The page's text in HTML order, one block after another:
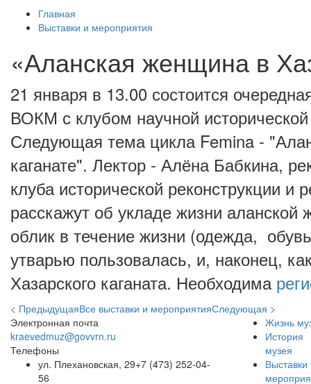
Главная
Выставки и мероприятия
«Аланская женщина в
21 января в 13.00 состоится
ВОКМ с клубом научной
Следующая тема цикла Femina -
каганате". Лектор - Алёна Бабкина,
клуба исторической реконструкции
расскажут об укладе жизни
облик в течение жизни (одежда,
утварью пользовалась, и, наконец,
Хазарского каганата. Необходима
< ПредыдущаяВсе выставки и мероприятияСледующая >
Электронная почта
kraevedmuz@govvrn.ru
Телефоны
ул. Плехановская, 29+7 (473) 252-04-
56
Жизнь
История
музея
Выставки